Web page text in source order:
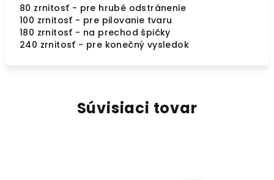
80 zrnitosť - pre hrubé odstránenie
100 zrnitosť - pre pilovanie tvaru
180 zrnitosť - na prechod špičky
240 zrnitosť - pre konečný vysledok
Súvisiaci tovar